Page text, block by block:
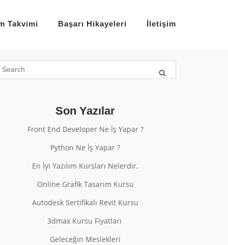
Takvimi Başarı Hikayeleri İletişim
Son Yazılar
Front End Developer Ne İş Yapar ?
Python Ne İş Yapar ?
En İyi Yazılım Kursları Nelerdir.
Online Grafik Tasarım Kursu
Autodesk Sertifikalı Revit Kursu
3dmax Kursu Fiyatları
Geleceğin Meslekleri